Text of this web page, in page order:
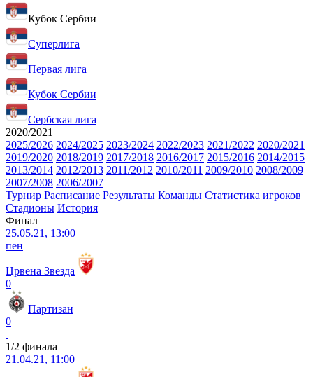
Кубок Сербии
Суперлига
Первая лига
Кубок Сербии
Сербская лига
2020/2021
2025/2026 2024/2025 2023/2024 2022/2023 2021/2022 2020/2021
2019/2020 2018/2019 2017/2018 2016/2017 2015/2016 2014/2015
2013/2014 2012/2013 2011/2012 2010/2011 2009/2010 2008/2009
2007/2008 2006/2007
Турнир Расписание Результаты Команды Статистика игроков
Стадионы История
Финал
25.05.21, 13:00
пен
Црвена Звезда
0
Партизан
0
1/2 финала
21.04.21, 11:00